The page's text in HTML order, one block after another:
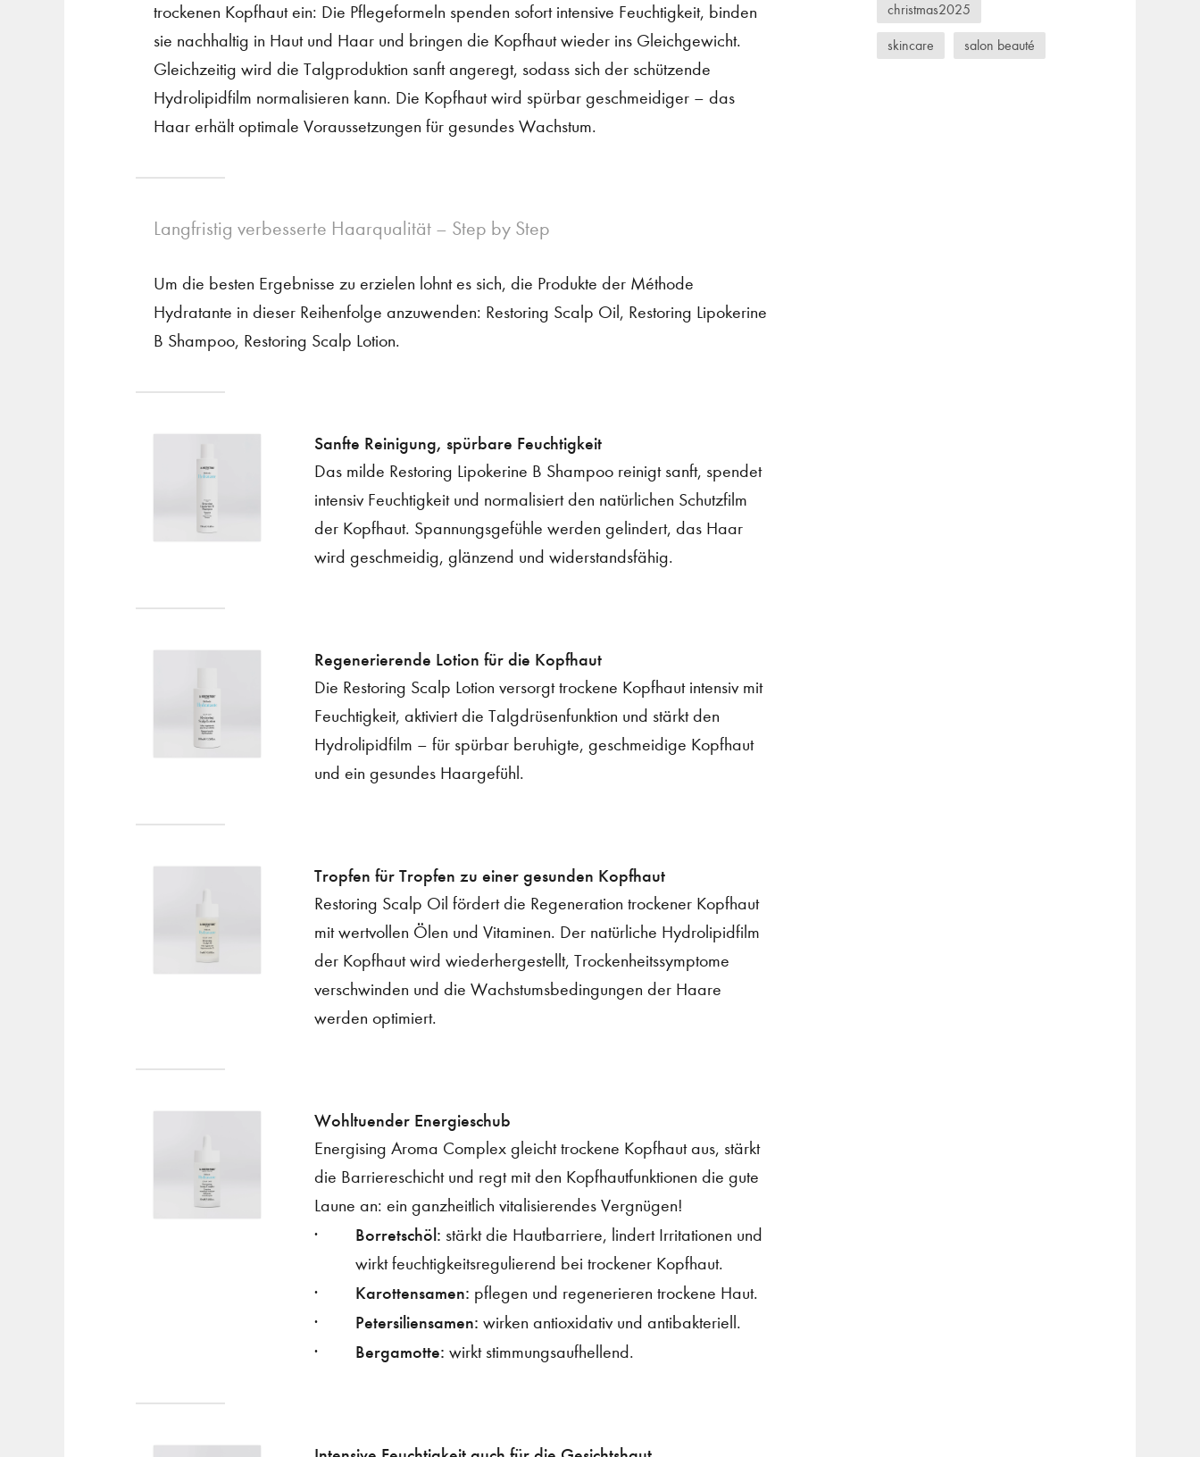
christmas2025
skincare salon beauté
trockenen Kopfhaut ein: Die Pflegeformeln spenden sofort intensive Feuchtigkeit, binden
sie nachhaltig in Haut und Haar und bringen die Kopfhaut wieder ins Gleichgewicht.
Gleichzeitig wird die Talgproduktion sanft angeregt, sodass sich der schützende
Hydrolipidfilm normalisieren kann. Die Kopfhaut wird spürbar geschmeidiger – das
Haar erhält optimale Voraussetzungen für gesundes Wachstum.
Langfristig verbesserte Haarqualität – Step by Step
Um die besten Ergebnisse zu erzielen lohnt es sich, die Produkte der Méthode
Hydratante in dieser Reihenfolge anzuwenden: Restoring Scalp Oil, Restoring Lipokerine
B Shampoo, Restoring Scalp Lotion.
Sanfte Reinigung, spürbare Feuchtigkeit
Das milde Restoring Lipokerine B Shampoo reinigt sanft, spendet
intensiv Feuchtigkeit und normalisiert den natürlichen Schutzfilm
der Kopfhaut. Spannungsgefühle werden gelindert, das Haar
wird geschmeidig, glänzend und widerstandsfähig.
Regenerierende Lotion für die Kopfhaut
Die Restoring Scalp Lotion versorgt trockene Kopfhaut intensiv mit
Feuchtigkeit, aktiviert die Talgdrüsenfunktion und stärkt den
Hydrolipidfilm – für spürbar beruhigte, geschmeidige Kopfhaut
und ein gesundes Haargefühl.
Tropfen für Tropfen zu einer gesunden Kopfhaut
Restoring Scalp Oil fördert die Regeneration trockener Kopfhaut
mit wertvollen Ölen und Vitaminen. Der natürliche Hydrolipidfilm
der Kopfhaut wird wiederhergestellt, Trockenheitssymptome
verschwinden und die Wachstumsbedingungen der Haare
werden optimiert.
Wohltuender Energieschub
Energising Aroma Complex gleicht trockene Kopfhaut aus, stärkt
die Barriereschicht und regt mit den Kopfhautfunktionen die gute
Laune an: ein ganzheitlich vitalisierendes Vergnügen!
Borretschöl: stärkt die Hautbarriere, lindert Irritationen und
wirkt feuchtigkeitsregulierend bei trockener Kopfhaut.
Karottensamen: pflegen und regenerieren trockene Haut.
Petersiliensamen: wirken antioxidativ und antibakteriell.
Bergamotte: wirkt stimmungsaufhellend.